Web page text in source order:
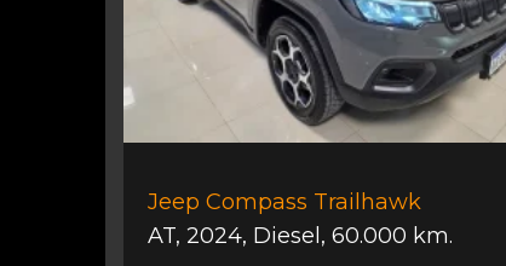
Jeep Compass Trailhawk
AT, 2024, Diesel , 60.000 km.